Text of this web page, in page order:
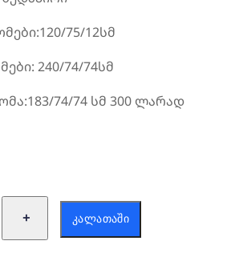
75/12სმ
240/74/74სმ
74/74 სმ 300 ლარად
+ ᲙᲐᲚᲐᲗᲐᲨᲘ